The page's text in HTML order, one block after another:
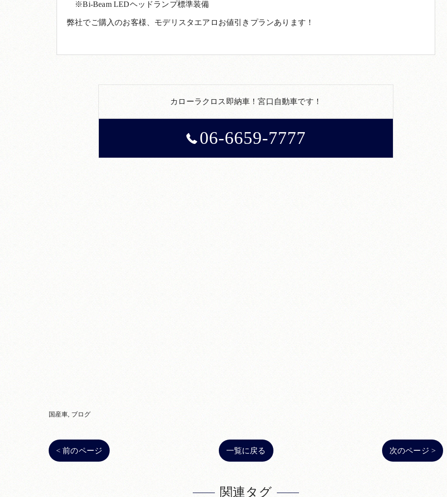
※Bi-Beam LEDヘッドランプ標準装備
弊社でご購入のお客様、モデリスタエアロお値引きプランあります！
カローラクロス即納車！宮口自動車です！
06-6659-7777
国産車 ブログ
< 前のページ 一覧に戻る 次のページ >
関連タグ